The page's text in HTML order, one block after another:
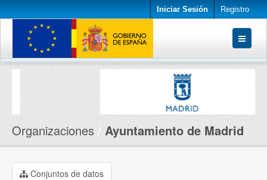
Iniciar Sesión Registro
Conjuntos de datos
Organizaciones Ayuntamiento de Madrid
Conjuntos de datos